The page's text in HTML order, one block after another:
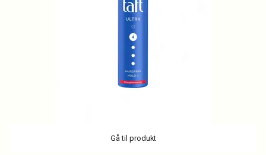
Gå til produkt